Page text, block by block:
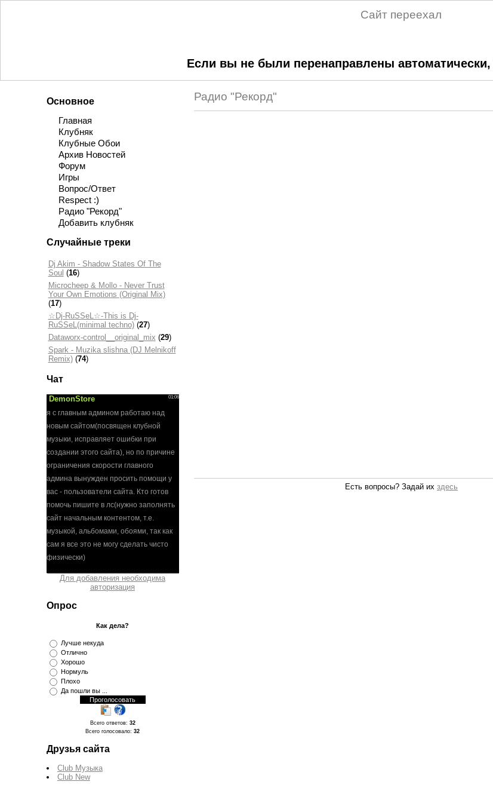
Сайт переехал
Если вы не были перенаправлены автоматически,
Основное
Главная
Клубняк
Клубные Обои
Архив Новостей
Форум
Игры
Вопрос/Ответ
Respect :)
Радио "Рекорд"
Добавить клубняк
Случайные треки
Dj Akim - Shadow States Of The
Soul (16)
Microcheep & Mollo - Never Trust
Your Own Emotions (Original Mix)
(17)
☆Dj-RuSSeL☆-This is Dj-
RuSSeL(minimal techno) (27)
Dataworx-control__original_mix (29)
Spark - Muzika slishna (DJ Melnikoff
Remix) (74)
Чат
Для добавления необходима
авторизация
Опрос
Как дела?
Лучше некуда
Отлично
Хорошо
Нормуль
Плохо
Да пошли вы ...
Всего ответов: 32
Всего голосовало: 32
Друзья сайта
Club Музыка
Club New
Радио "Рекорд"
Есть вопросы? Задай их здесь